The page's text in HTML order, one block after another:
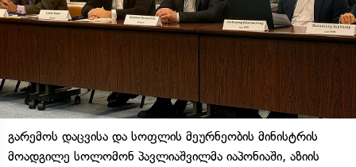
გარემოს დაცვისა და სოფლის მეურნეობის მინისტრის
მოადგილე სოლომონ პავლიაშვილმა იაპონიაში, აზიის